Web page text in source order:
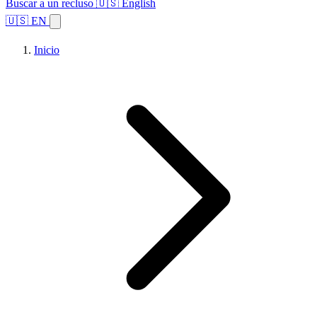
Buscar a un recluso 🇺🇸 English
🇺🇸 EN
Inicio